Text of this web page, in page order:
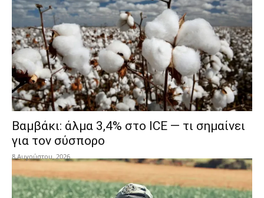
Βαμβάκι: άλμα 3,4% στο ICE — τι σημαίνει
για τον σύσπορο
8 Αυγούστου, 2026